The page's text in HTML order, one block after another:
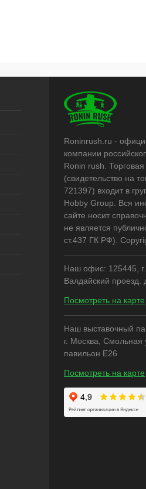
Roninrush.ru -
компании
Ronin rush.
(свидетельство на
721397) входит в
Hobby Group. Вся
сайте носит
не является
ст.437 ГК РФ).
Наш офис: 125445, г.
Валдайский проезд.
Посмотреть на карте
Наш выставочный
г. Москва, Смольная
павильон Е26
Посмотреть на карте